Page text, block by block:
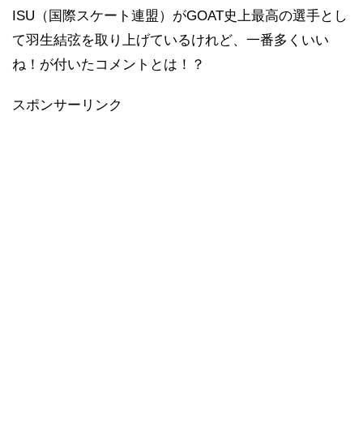
ISU（国際スケート連盟）がGOAT史上最高の選手とし
て羽生結弦を取り上げているけれど、一番多くいい
ね！が付いたコメントとは！？
スポンサーリンク